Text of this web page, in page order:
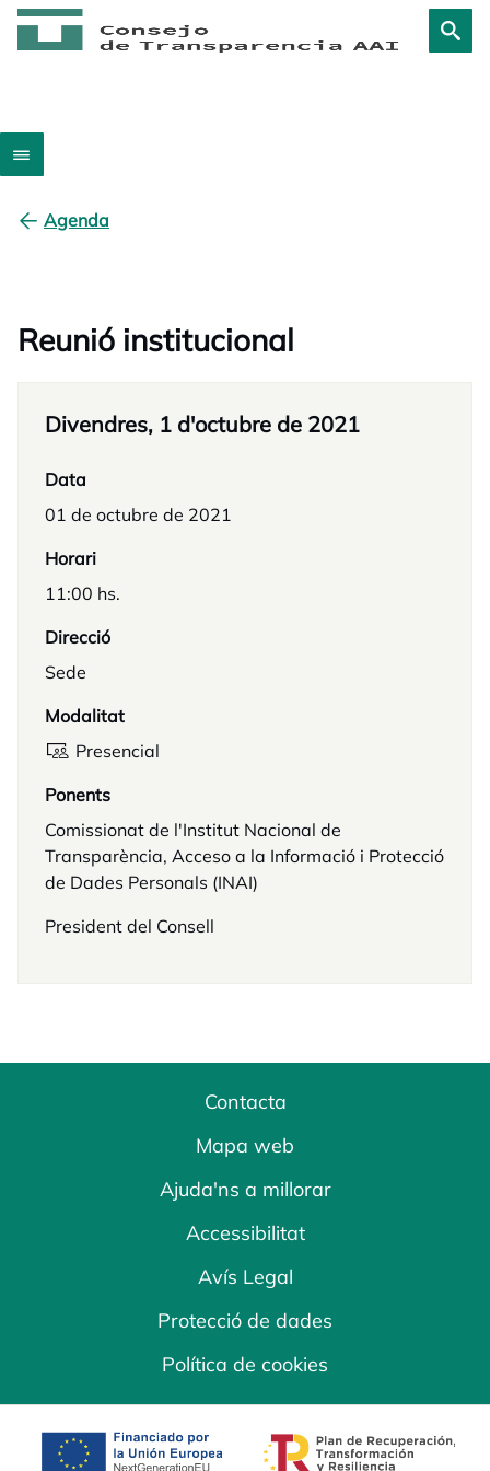
Agenda
Reunió institucional
Divendres, 1 d'octubre de 2021
Data
01 de octubre de 2021
Horari
11:00 hs.
Direcció
Sede
Modalitat
Presencial
Ponents
Comissionat de l'Institut Nacional de
Transparència, Acceso a la Informació i Protecció
de Dades Personals (INAI)
President del Consell
Contacta
Mapa web
Ajuda'ns a millorar
Accessibilitat
Avís Legal
Protecció de dades
Política de cookies
opens in a new tab opens in a new